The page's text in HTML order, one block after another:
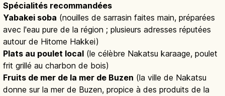
Spécialités recommandées
Yabakei soba (nouilles de sarrasin faites main, préparées
avec l'eau pure de la région ; plusieurs adresses réputées
autour de Hitome Hakkei)
Plats au poulet local (le célèbre Nakatsu karaage, poulet
frit grillé au charbon de bois)
Fruits de mer de la mer de Buzen (la ville de Nakatsu
donne sur la mer de Buzen, propice à des produits de la